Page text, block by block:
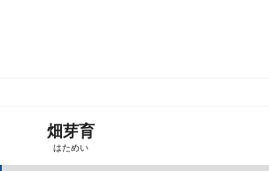
畑芽育
はためい